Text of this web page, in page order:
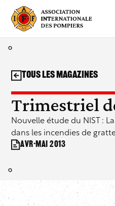
contenu
Trimestriel
Nouvelle étude du NIST :
dans les incendies de
Avr-mai 2013
Tous les magazines